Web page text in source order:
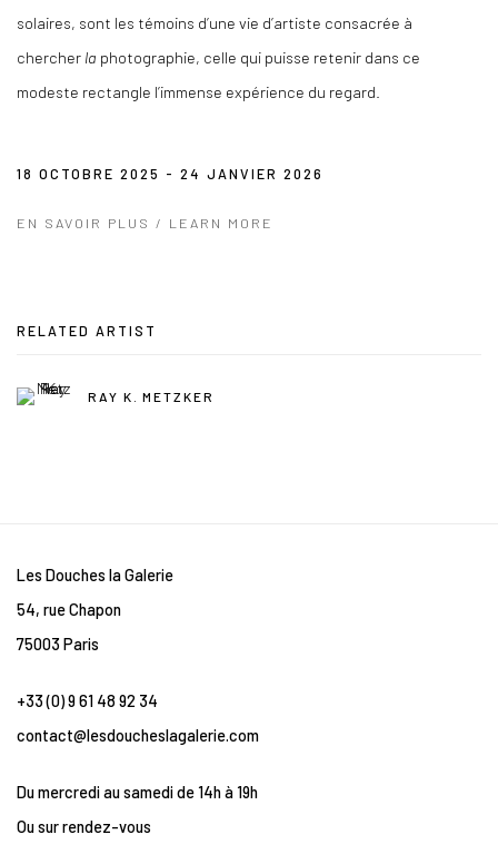
solaires, sont les témoins d’une vie d’artiste consacrée à
chercher la photographie, celle qui puisse retenir dans ce
modeste rectangle l’immense expérience du regard.
18 OCTOBRE 2025 - 24 JANVIER 2026
EN SAVOIR PLUS / LEARN MORE
RELATED ARTIST
RAY K. METZKER
Les Douches la Galerie
54, rue Chapon
75003 Paris
+33 (0) 9 61 48 92 34
contact@lesdoucheslagalerie.com
Du mercredi au samedi de 14h à 19h
Ou sur rendez-vous